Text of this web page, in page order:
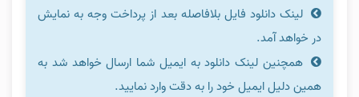
لینک دانلود فایل بلافاصله بعد از پرداخت وجه به نمایش
در خواهد آمد.
همچنین لینک دانلود به ایمیل شما ارسال خواهد شد به
همین دلیل ایمیل خود را به دقت وارد نمایید.